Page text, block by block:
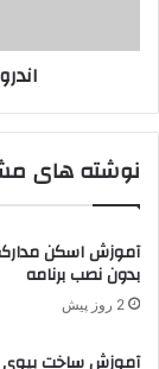
نوشته های
آموزش اسکن مدارک
بدون نصب برنامه
2 روز پیش